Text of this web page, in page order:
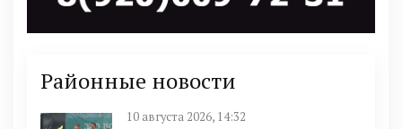
Районные новости
10 августа 2026, 14:32